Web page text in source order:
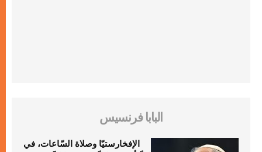
البابا فرنسيس
الإفخارستيّا وصلاة السّاعات، في